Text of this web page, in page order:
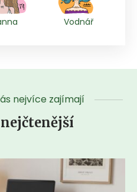
Vodnář
nejvíce zajímají